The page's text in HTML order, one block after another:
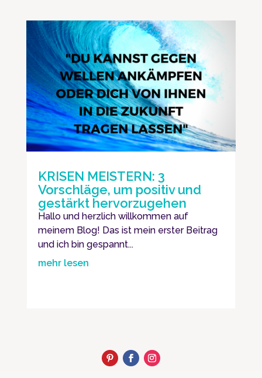
KRISEN MEISTERN: 3
Vorschläge, um positiv und
gestärkt hervorzugehen
Hallo und herzlich willkommen auf
meinem Blog! Das ist mein erster Beitrag
und ich bin gespannt...
mehr lesen